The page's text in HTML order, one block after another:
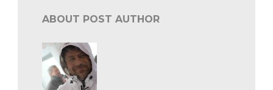
ABOUT POST AUTHOR